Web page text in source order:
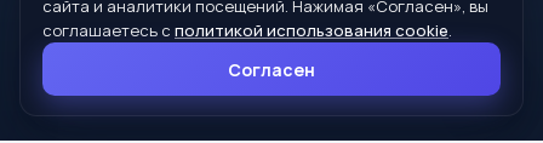
Сухой Лог
624800, Свердловская область, г. Сухой Лог, ул. Кирова, дом 7
8 (34373) 4-33-85
сайта и аналитики посещений. Нажимая «Согласен», вы
соглашаетесь с политикой использования cookie.
Согласен